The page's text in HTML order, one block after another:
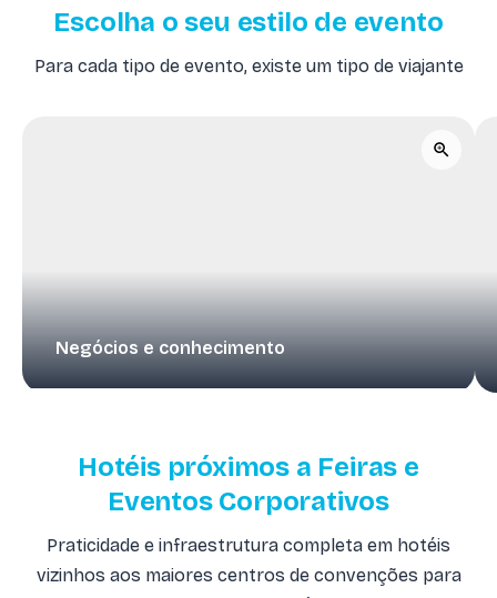
Escolha o seu estilo de evento
Para cada tipo de evento, existe um tipo de viajante
Negócios e conhecimento
Hotéis próximos a Feiras e
Eventos Corporativos
Praticidade e infraestrutura completa em hotéis
vizinhos aos maiores centros de convenções para